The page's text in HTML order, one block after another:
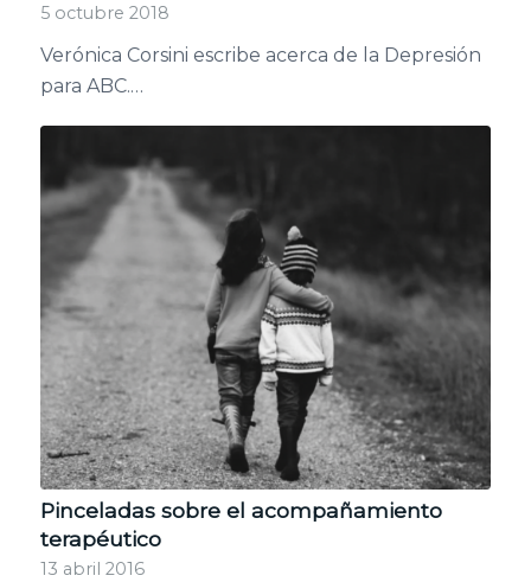
5 octubre 2018
Verónica Corsini escribe acerca de la Depresión
para ABC.…
Pinceladas sobre el acompañamiento
terapéutico
13 abril 2016